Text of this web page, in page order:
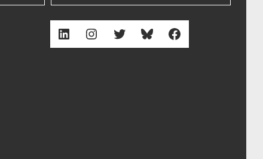
LinkedIn Instagram Twitter Bluesky Facebook